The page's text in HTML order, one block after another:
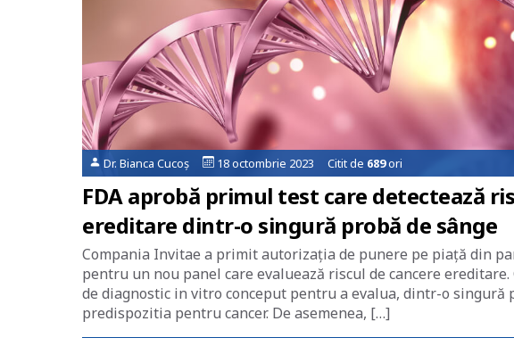
Dr. Bianca Cucoș 18 octombrie 2023 Citit de 689ori
FDA aprobă primul test care detectează
ereditare dintr-o singură probă de sânge
Compania Invitae a primit autorizația de punere pe piață din
pentru un nou panel care evaluează riscul de cancere
de diagnostic in vitro conceput pentru a evalua, dintr-o singură
predispozitia pentru cancer. De asemenea, […]